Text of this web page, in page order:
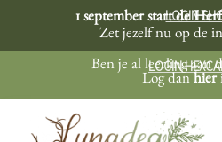
LOGIN
1 september start de
Zet jezelf nu op de
LOGIN
Ben je al leerling aan
Log danhier